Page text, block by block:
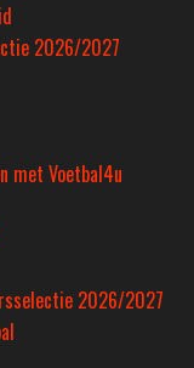
2026/2027
met Voetbal4u
2026/2027